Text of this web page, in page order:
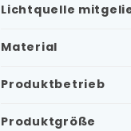
Lichtquelle
Material
Produktbetrieb
Produktgröße